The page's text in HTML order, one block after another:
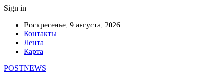
Sign in
Воскресенье, 9 августа, 2026
Контакты
Лента
Карта
POSTNEWS